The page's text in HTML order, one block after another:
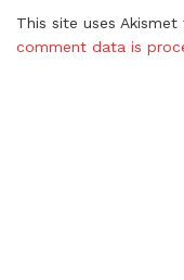
This site uses
comment data is